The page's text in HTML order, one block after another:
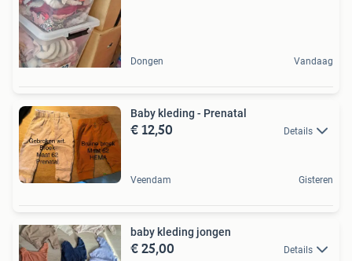
Dongen Vandaag
Baby kleding - Prenatal
€ 12,50 Details
Veendam Gisteren
baby kleding jongen
€ 25,00 Details